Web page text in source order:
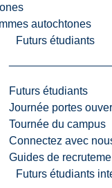
autochtones
Futurs étudiants
Futurs étudiants
Journée portes
Tournée du campus
Connectez avec
Guides de
Futurs étudiants